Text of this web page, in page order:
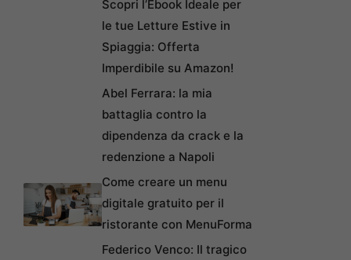
Scopri l’Ebook Ideale per
le tue Letture Estive in
Spiaggia: Offerta
Imperdibile su Amazon!
Abel Ferrara: la mia
battaglia contro la
dipendenza da crack e la
redenzione a Napoli
Come creare un menu
digitale gratuito per il
ristorante con MenuForma
Federico Venco: Il tragico